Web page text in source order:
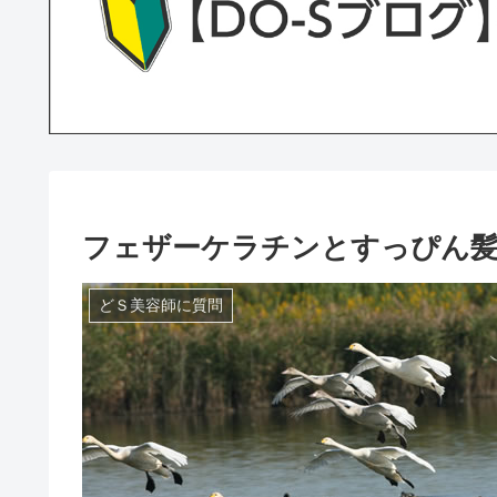
フェザーケラチンとすっぴん
どＳ美容師に質問